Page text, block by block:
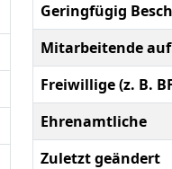
Geringfügig
Mitarbeitende
Freiwillige (z. B.
Ehrenamtliche
Zuletzt geändert